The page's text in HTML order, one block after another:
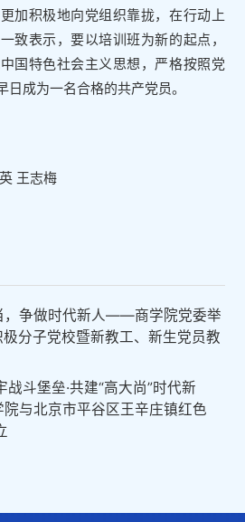
加积极地向党组织靠拢，在行动上
致表示，要以培训班为新的起点，
国特色社会主义思想，严格按照党
日成为一名合格的共产党员。
王志梅
，争做时代新人——商学院党委举
分子党校暨新教工、新生党员教
战斗堡垒·共建“高大尚”时代新
与北京市平谷区王辛庄镇红色